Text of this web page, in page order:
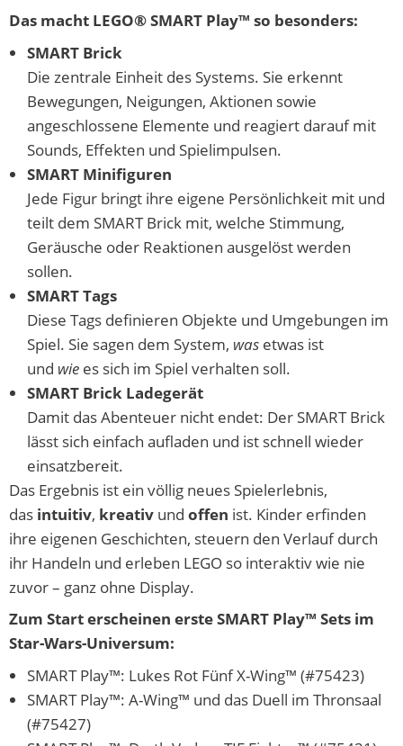
Das macht LEGO® SMART Play™ so besonders:
SMART Brick
Die zentrale Einheit des Systems. Sie erkennt
Bewegungen, Neigungen, Aktionen sowie
angeschlossene Elemente und reagiert darauf mit
Sounds, Effekten und Spielimpulsen.
SMART Minifiguren
Jede Figur bringt ihre eigene Persönlichkeit mit und
teilt dem SMART Brick mit, welche Stimmung,
Geräusche oder Reaktionen ausgelöst werden
sollen.
SMART Tags
Diese Tags definieren Objekte und Umgebungen im
Spiel. Sie sagen dem System, was etwas ist
und wie es sich im Spiel verhalten soll.
SMART Brick Ladegerät
Damit das Abenteuer nicht endet: Der SMART Brick
lässt sich einfach aufladen und ist schnell wieder
einsatzbereit.
Das Ergebnis ist ein völlig neues Spielerlebnis,
das intuitiv, kreativ und offen ist. Kinder erfinden
ihre eigenen Geschichten, steuern den Verlauf durch
ihr Handeln und erleben LEGO so interaktiv wie nie
zuvor – ganz ohne Display.
Zum Start erscheinen erste SMART Play™ Sets im
Star-Wars-Universum:
SMART Play™: Lukes Rot Fünf X-Wing™ (#75423)
SMART Play™: A-Wing™ und das Duell im Thronsaal
(#75427)